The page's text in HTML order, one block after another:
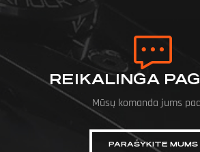
REIKALINGA
Mūsų komanda jums
PARAŠYKITE MUMS